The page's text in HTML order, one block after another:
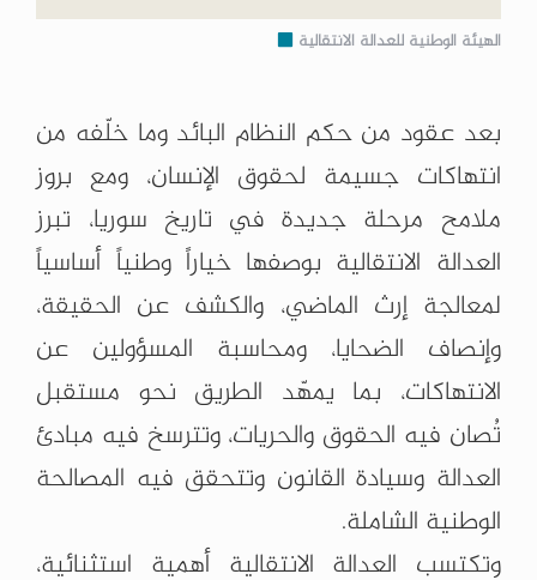
الهيئة الوطنية للعدالة الانتقالية
بعد عقود من حكم النظام البائد وما خلّفه من
انتهاكات جسيمة لحقوق الإنسان، ومع بروز
ملامح مرحلة جديدة في تاريخ سوريا، تبرز
العدالة الانتقالية بوصفها خياراً وطنياً أساسياً
لمعالجة إرث الماضي، والكشف عن الحقيقة،
وإنصاف الضحايا، ومحاسبة المسؤولين عن
الانتهاكات، بما يمهّد الطريق نحو مستقبل
تُصان فيه الحقوق والحريات، وتترسخ فيه مبادئ
العدالة وسيادة القانون وتتحقق فيه المصالحة
الوطنية الشاملة.
وتكتسب العدالة الانتقالية أهمية استثنائية،